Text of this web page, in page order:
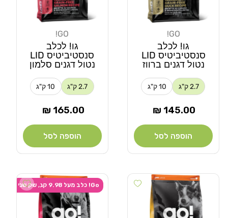
GO!
גו! לכלב
סנסטיביטיס LID
נטול דגנים ברווז
2.7 ק"ג 10 ק"ג
מחיר
145.00 ₪
הוספה לסל
GO!
גו! לכלב
סנסטיביטיס LID
נטול דגנים סלמון
2.7 ק"ג 10 ק"ג
מחיר
165.00 ₪
הוספה לסל
Add wishlist
Add wishlist
Go! כלב מעל 9.98 קג, שק שני ב-20% הנחה